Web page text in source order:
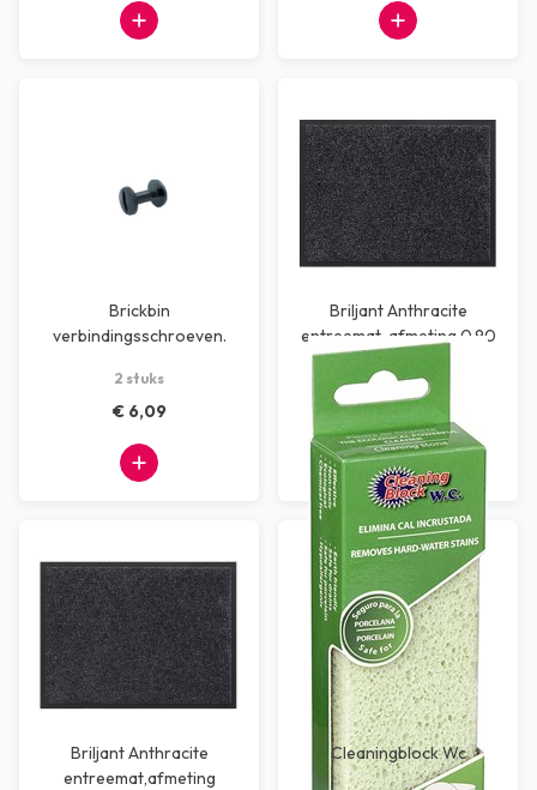
Brickbin
verbindingsschroeven.
2 stuks
€ 6,09
Briljant Anthracite
entreemat, afmeting 0.90
pc
€ 63,64
Briljant Anthracite
entreemat,afmeting
Cleaningblock Wc